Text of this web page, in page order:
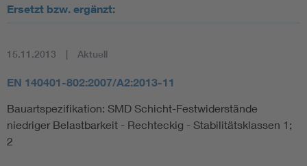
Ersetzt bzw. ergänzt:
15.11.2013 Aktuell
EN 140401-802:2007/A2:2013-11
Bauartspezifikation: SMD Schicht-Festwiderstände
niedriger Belastbarkeit - Rechteckig - Stabilitätsklassen 1;
2